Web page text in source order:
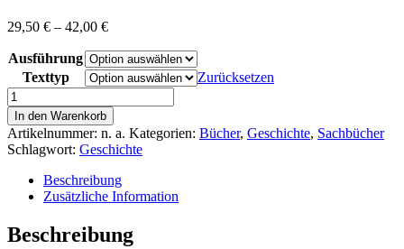
29,50 € – 42,00 €Preisspanne:
bis
42,00 €
Ausführung
Texttyp
Zurücksetzen
BILD-
Wissensbibliothek:
1000
Fragen
und
Antworten
Altertum
und
Neuzeit
In den Warenkorb
Artikelnummer: n. a. Kategorien: Bücher, Geschichte, Sachbücher
Schlagwort: Geschichte
Beschreibung
Zusätzliche Information
Beschreibung